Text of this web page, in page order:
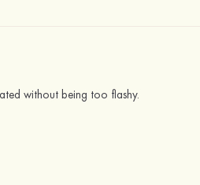
without being too flashy.